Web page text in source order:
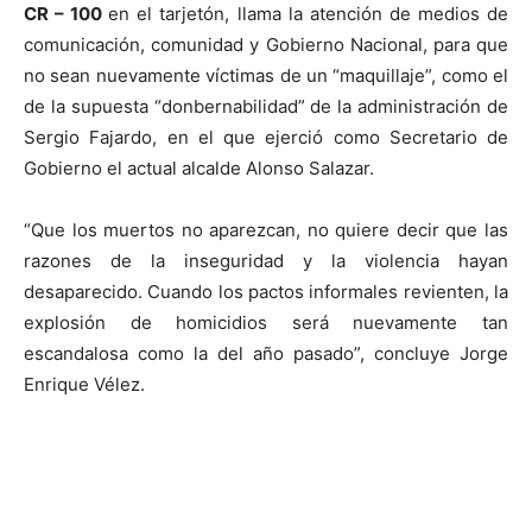
CR – 100en el tarjetón, llama la atención de medios de
comunicación, comunidad y Gobierno Nacional, para que
no sean nuevamente víctimas de un “maquillaje”, como el
de la supuesta “donbernabilidad” de la administración de
Sergio Fajardo, en el que ejerció como Secretario de
Gobierno el actual alcalde Alonso Salazar.
“Que los muertos no aparezcan, no quiere decir que las
razones de la inseguridad y la violencia hayan
desaparecido. Cuando los pactos informales revienten, la
explosión de homicidios será nuevamente tan
escandalosa como la del año pasado”, concluye Jorge
Enrique Vélez.